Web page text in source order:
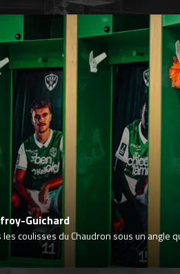
Guichard
coulisses du Chaudron sous un angle